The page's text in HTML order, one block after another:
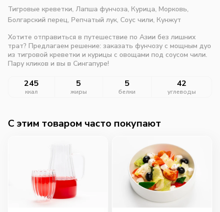
Тигровые креветки, Лапша фунчоза, Курица, Морковь,
Болгарский перец, Репчатый лук, Соус чили, Кунжут
Хотите отправиться в путешествие по Азии без лишних
трат? Предлагаем решение: заказать фунчозу с мощным дуо
из тигровой креветки и курицы с овощами под соусом чили.
Пару кликов и вы в Сингапуре!
245
ккал
5
жиры
5
белки
42
углеводы
C этим товаром часто покупают